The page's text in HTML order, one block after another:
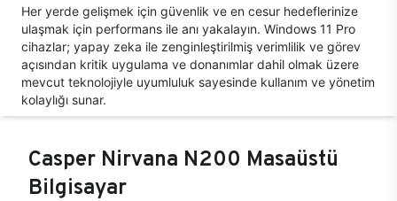
Her yerde gelişmek için güvenlik ve en cesur hedeflerinize
ulaşmak için performans ile anı yakalayın. Windows 11 Pro
cihazlar; yapay zeka ile zenginleştirilmiş verimlilik ve görev
açısından kritik uygulama ve donanımlar dahil olmak üzere
mevcut teknolojiyle uyumluluk sayesinde kullanım ve yönetim
kolaylığı sunar.
Casper Nirvana N200 Masaüstü
Bilgisayar